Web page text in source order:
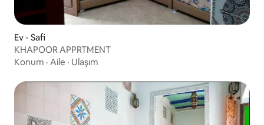
Ev - Safi
KHAPOOR APPRTMENT
Konum · Aile · Ulaşım